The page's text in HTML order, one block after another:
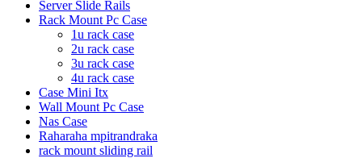
Server Slide Rails
Rack Mount Pc Case
1u rack case
2u rack case
3u rack case
4u rack case
Case Mini Itx
Wall Mount Pc Case
Nas Case
Raharaha mpitrandraka
rack mount sliding rail